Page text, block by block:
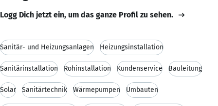
Logg Dich jetzt ein, um das ganze Profil zu sehen.
Sanitär- und Heizungsanlagen Heizungsinstallation
Sanitärinstallation Rohinstallation Kundenservice Bauleitung
Solar Sanitärtechnik Wärmepumpen Umbauten